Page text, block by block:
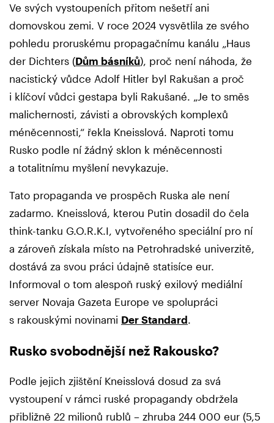
Ve svých vystoupeních přitom nešetří ani
domovskou zemi. V roce 2024 vysvětlila ze svého
pohledu proruskému propagačnímu kanálu „Haus
der Dichters (Dům básníků), proč není náhoda, že
nacistický vůdce Adolf Hitler byl Rakušan a proč
i klíčoví vůdci gestapa byli Rakušané. „Je to směs
malichernosti, závisti a obrovských komplexů
méněcennosti,“ řekla Kneisslová. Naproti tomu
Rusko podle ní žádný sklon k méněcennosti
a totalitnímu myšlení nevykazuje.
Tato propaganda ve prospěch Ruska ale není
zadarmo. Kneisslová, kterou Putin dosadil do čela
think-tanku G.O.R.K.I, vytvořeného speciální pro ní
a zároveň získala místo na Petrohradské univerzitě,
dostává za svou práci údajně statisíce eur.
Informoval o tom alespoň ruský exilový mediální
server Novaja Gazeta Europe ve spolupráci
s rakouskými novinami Der Standard
Rusko svobodnější než Rakousko?
Podle jejich zjištění Kneisslová dosud za svá
vystoupení v rámci ruské propagandy obdržela
přibližně 22 milionů rublů – zhruba 244 000 eur (5,5